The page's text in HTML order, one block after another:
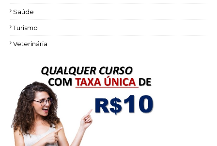
Saúde
Turismo
Veterinária